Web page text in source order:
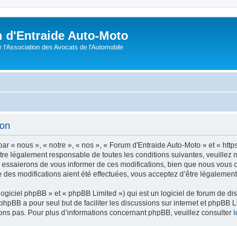
d'Entraide Auto-Moto
l'Association des Avocats de l'Automobile
« nous », « notre », « nos », « Forum d'Entraide Auto-Moto » et «
légalement responsable de toutes les conditions suivantes,
de vous informer de ces modifications, bien que nous
modifications aient été effectuées, vous acceptez d’être
phpBB » et « phpBB Limited ») qui est un logiciel de forum de
a pour seul but de faciliter les discussions sur internet et phpBB
pas. Pour plus d’informations concernant phpBB, veuillez consulter